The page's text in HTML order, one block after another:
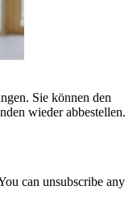
Sie können den
wieder abbestellen.
can unsubscribe any